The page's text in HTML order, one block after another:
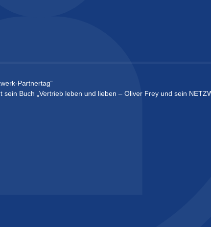
Partnertag“
Buch „Vertrieb leben und lieben – Oliver Frey und sein